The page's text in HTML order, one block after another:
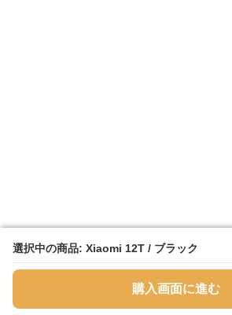
選択中の商品: Xiaomi 12T / ブラック
購入画面に進む
選択中の商品: Xiaomi 12T / ブラック
購入画面に進む